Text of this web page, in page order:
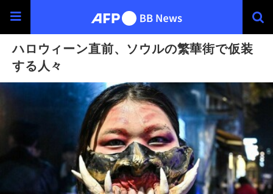
ハロウィーン直前、ソウルの繁華街で仮装
する人々